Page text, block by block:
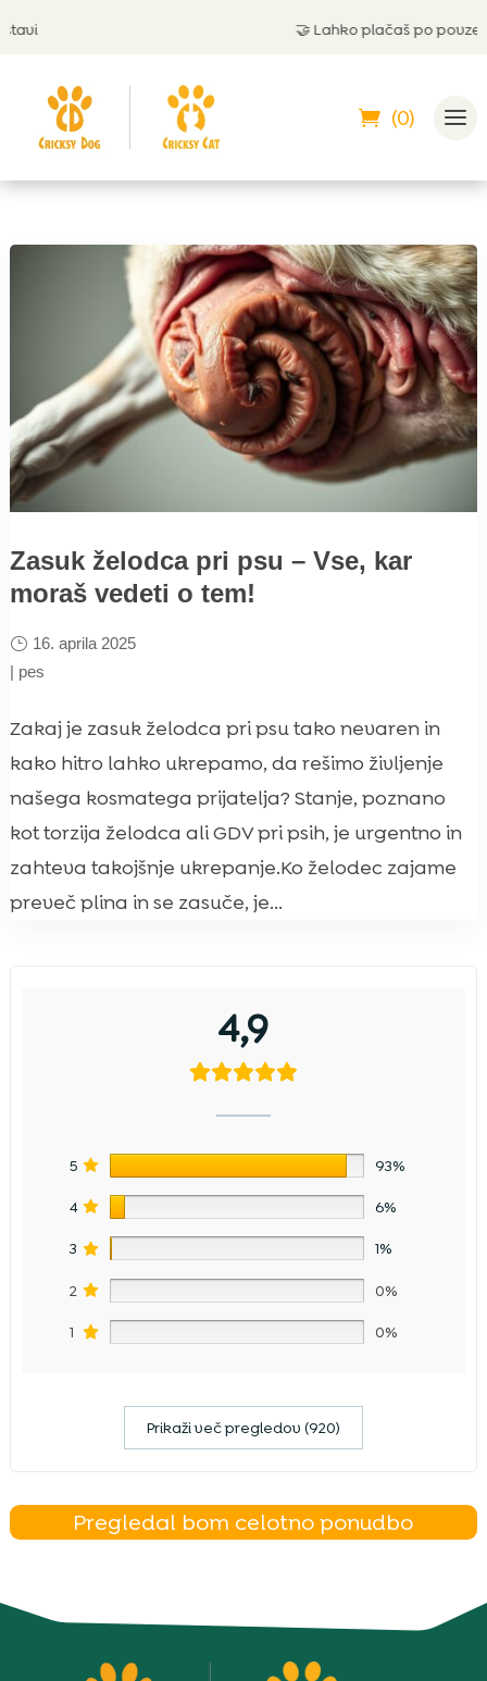
Lahko plačaš po povzetju
(0)
Zasuk želodca pri psu – Vse, kar
moraš vedeti o tem!
16. aprila 2025
| pes
Zakaj je zasuk želodca pri psu tako nevaren in
kako hitro lahko ukrepamo, da rešimo življenje
našega kosmatega prijatelja? Stanje, poznano
kot torzija želodca ali GDV pri psih, je urgentno in
zahteva takojšnje ukrepanje.Ko želodec zajame
preveč plina in se zasuče, je...
4,9
5 93%
4 6%
3 1%
2 0%
1 0%
Prikaži več pregledov (920)
Pregledal bom celotno ponudbo